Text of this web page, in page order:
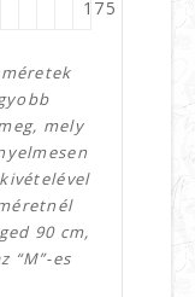
175
mely
90 cm,
“M”-es